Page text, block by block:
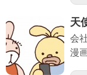
天
会
漫